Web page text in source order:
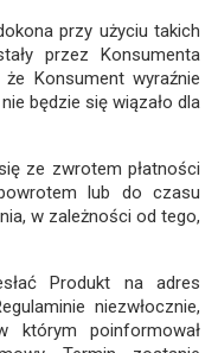
przy użyciu takich
przez Konsumenta
Konsument wyraźnie
będzie się wiązało dla
ze zwrotem płatności
lub do czasu
w zależności od tego,
Produkt na adres
niezwłocznie,
poinformował